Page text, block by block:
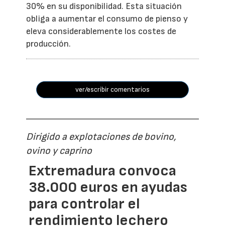
30% en su disponibilidad. Esta situación
obliga a aumentar el consumo de pienso y
eleva considerablemente los costes de
producción.
ver/escribir comentarios
Dirigido a explotaciones de bovino,
ovino y caprino
Extremadura convoca
38.000 euros en ayudas
para controlar el
rendimiento lechero